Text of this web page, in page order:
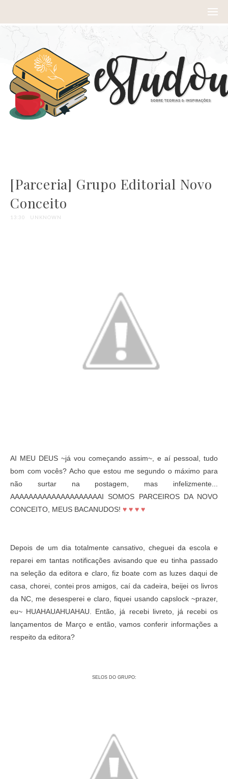
[Parceria] Grupo Editorial Novo
Conceito
13:30 UNKNOWN
AI MEU DEUS ~já vou começando assim~, e aí pessoal, tudo
bom com vocês? Acho que estou me segundo o máximo para
não surtar na postagem, mas infelizmente...
AAAAAAAAAAAAAAAAAAAAI SOMOS PARCEIROS DA NOVO
CONCEITO, MEUS BACANUDOS! ♥ ♥ ♥ ♥
Depois de um dia totalmente cansativo, cheguei da escola e
reparei em tantas notificações avisando que eu tinha passado
na seleção da editora e claro, fiz boate com as luzes daqui de
casa, chorei, contei pros amigos, caí da cadeira, beijei os livros
da NC, me desesperei e claro, fiquei usando capslock ~prazer,
eu~ HUAHAUAHUAHAU. Então, já recebi livreto, já recebi os
lançamentos de Março e então, vamos conferir informações a
respeito da editora?
SELOS DO GRUPO: